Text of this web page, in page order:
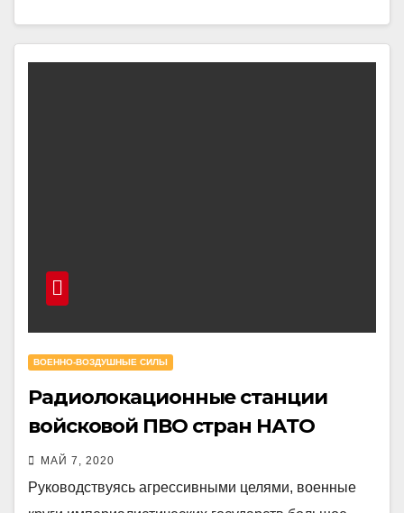
ВОЕННО-ВОЗДУШНЫЕ СИЛЫ
Радиолокационные станции
войсковой ПВО стран НАТО
МАЙ 7, 2020
Руководствуясь агрессивными целями, военные